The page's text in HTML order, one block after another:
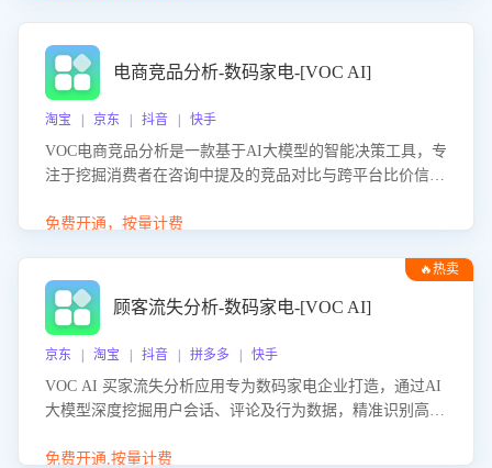
电商竞品分析-数码家电-[VOC AI]
淘宝 | 京东 | 抖音 | 快手
VOC电商竞品分析是一款基于AI大模型的智能决策工具，专
注于挖掘消费者在咨询中提及的竞品对比与跨平台比价信
商品信息，进行多维度交叉对比，并分析消费者的比价行
企业优化营销话术、突出产品与服务优势，有效提升咨询转
化率，避免陷入单纯价格竞争，实现精准扬长避短。
免费开通，按量计费
🔥热卖
顾客流失分析-数码家电-[VOC AI]
京东 | 淘宝 | 抖音 | 拼多多 | 快手
VOC AI 买家流失分析应用专为数码家电企业打造，通过AI
大模型深度挖掘用户会话、评论及行为数据，精准识别高流
应延迟、竞品价格冲击等。系统自动输出可落地的挽回策
免费开通,按量计费